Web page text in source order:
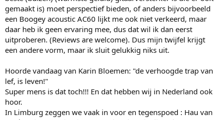
gemaakt is) moet perspectief bieden, of anders bijvoorbeeld
een Boogey acoustic AC60 lijkt me ook niet verkeerd, maar
daar heb ik geen ervaring mee, dus dat wil ik dan eerst
uitproberen. (Reviews are welcome). Dus mijn twijfel krijgt
een andere vorm, maar ik sluit gelukkig niks uit.
Hoorde vandaag van Karin Bloemen: "de verhoogde trap van
lef, is leven!"
Super mens is dat toch!!! En dat hebben wij in Nederland ook
hoor.
In Limburg zeggen we vaak in voor en tegenspoed : Hau van